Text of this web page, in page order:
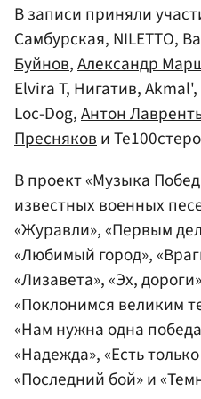
В записи приняли
Самбурская, NILETTO,
Буйнов,Александр
Elvira T, Нигатив, Akmal',
Loc-Dog,Антон
Преснякови
В проект «Музыка
известных военных
«Журавли», «Первым
«Любимый город»,
«Лизавета», «Эх,
«Поклонимся великим
«Нам нужна одна
«Надежда», «Есть
«Последний бой» и